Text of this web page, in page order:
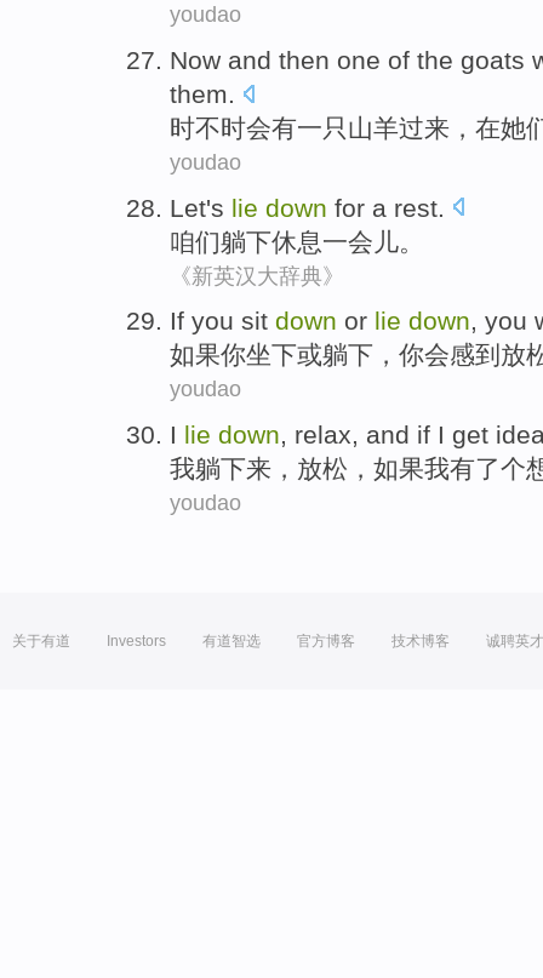
youdao
Now and then one of the goats
them.
时不时会有一只 山羊过来，在她
youdao
Let's lie down for a rest
咱们躺下休息一会儿。
《新英汉大辞典》
If you sit down or lie down, you
如果你坐下或躺下，你会感到 放
youdao
I lie down, relax, and if I get
我躺下来 ， 放松 ， 如果我有了个
youdao
关于有道 Investors 有道智选 官方博客 技术博客 诚聘英才